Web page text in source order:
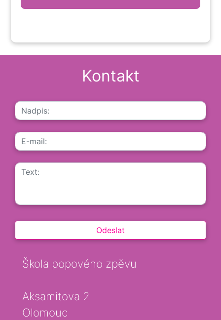
Kontakt
Škola popového zpěvu
Aksamitova 2
Olomouc